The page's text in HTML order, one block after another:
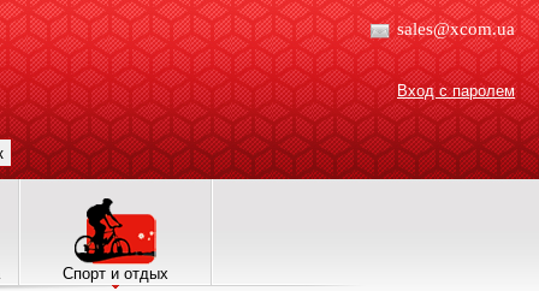
sales@xcom.ua
Вход с паролем
Спорт и отдых